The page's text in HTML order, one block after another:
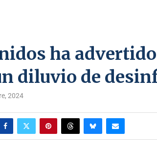
ha
diluvio de
2024